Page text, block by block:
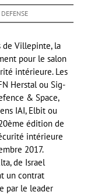
DEFENSE
de Villepinte, la
pour le salon
intérieure. Les
Herstal ou Sig-
& Space,
IAI, Elbit ou
édition de
intérieure
2017.
de Israel
un contrat
par le leader